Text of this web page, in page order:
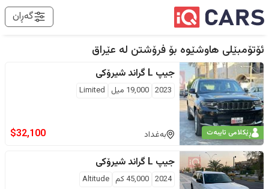
گەڕان
ئۆتۆمبێلی هاوشێوە بۆ فرۆشتن لە عێراق
ڕێکلامی تایبەت
جیپ L گراند شیرۆکی
2023
19,000 ميل Limited
بەغداد $32,100
جیپ L گراند شیرۆکی
2024
45,000كم Altitude